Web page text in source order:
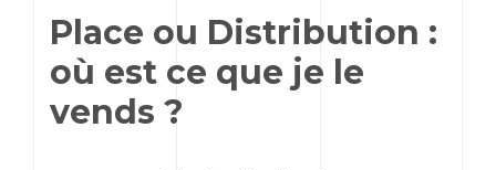
Place ou Distribution :
où est ce que je le
vends ?